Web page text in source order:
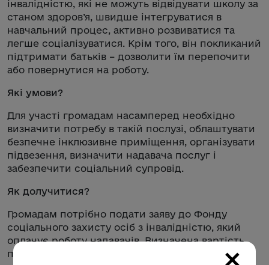
інвалідністю, які не можуть відвідувати школу за
станом здоров’я, швидше інтегруватися в
навчальний процес, активно розвиватися та
легше соціалізуватися. Крім того, він покликаний
підтримати батьків – дозволити їм перепочити
або повернутися на роботу.
Які умови?
Для участі громадам насамперед необхідно
визначити потребу в такій послузі, облаштувати
безпечне інклюзивне приміщення, організувати
підвезення, визначити надавача послуг і
забезпечити соціальний супровід.
Як долучитися?
Громадам потрібно подати заяву до Фонду
соціального захисту осіб з інвалідністю, який
оплачує роботу надавачів. Визначена вартість
послуги становить до 24 000 грн на місяць за